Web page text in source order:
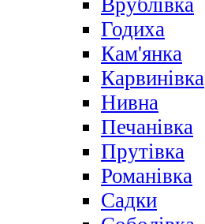
Врублівка
Годиха
Кам'янка
Карвинівка
Нивна
Печанівка
Прутівка
Романівка
Садки